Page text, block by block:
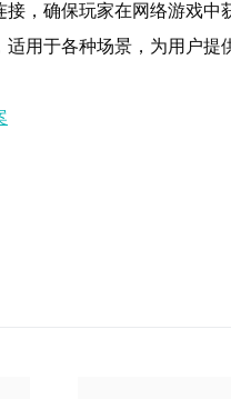
，确保玩家在网络游戏中
用于各种场景，为用户